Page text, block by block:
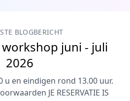
BLOGBERICHT
juni - juli
2026
u en eindigen rond 13.00 uur.
JE RESERVATIE IS